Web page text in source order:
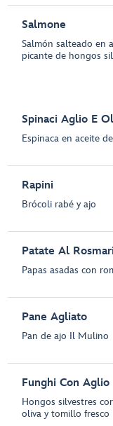
Salmone
Salmón salteado en
picante de hongos
Spinaci Aglio E
Espinaca en aceite
Rapini
Brócoli rabé y ajo
Patate Al
Papas asadas con
Pane Agliato
Pan de ajo Il Mulino
Funghi Con Aglio
Hongos silvestres
oliva y tomillo fresco